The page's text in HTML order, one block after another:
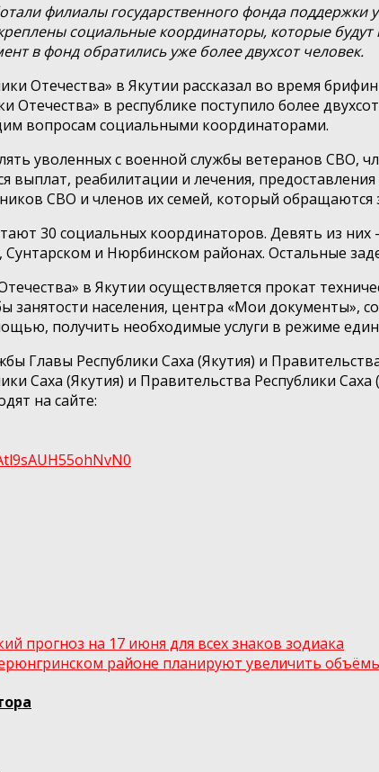
филиалы государственного фонда
социальные координаторы, которые
в фонд обратились уже более двухсот человек.
Отечества» в Якутии рассказал во время
Отечества» в республике поступило более
вопросам социальными координаторами.
уволенных с военной службы ветеранов СВО,
реабилитации и лечения,
СВО и членов их семей, который
30 социальных координаторов. Девять из
и Нюрбинском районах. Остальные
в Якутии осуществляется прокат
занятости населения, центра «Мои документы»,
получить необходимые услуги в режиме
Главы Республики Саха (Якутия) и
Саха (Якутия) и Правительства Республики Саха
на сайте:
прогноз на 17 июня для всех знаков зодиака
районе планируют увеличить